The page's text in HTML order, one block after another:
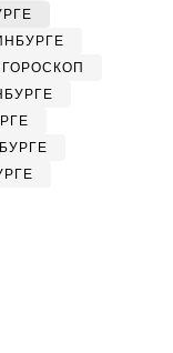
ГОРОСКОП